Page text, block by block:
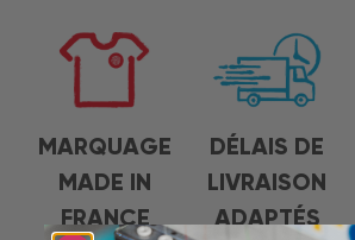
MARQUAGE
MADE IN
FRANCE
DÉLAIS DE
LIVRAISON
ADAPTÉS